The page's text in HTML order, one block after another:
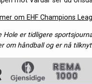
om EHF Champions
Hole er tidligere
om håndball og er nå